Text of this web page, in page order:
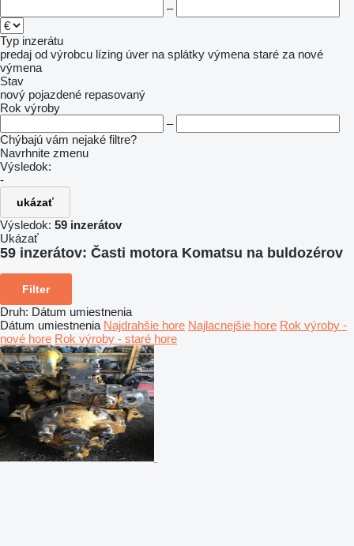
–
Typ inzerátu
predaj od výrobcu lízing úver na splátky výmena staré za nové
výmena
Stav
nový pojazdené repasovaný
Rok výroby
–
Chýbajú vám nejaké filtre?
Navrhnite zmenu
Výsledok:
-
ukázať
Výsledok: 59 inzerátov
Ukázať
59 inzerátov: Časti motora Komatsu na buldozérov
Filter
Druh: Dátum umiestnenia
Dátum umiestnenia Najdrahšie hore Najlacnejšie hore Rok výroby -
nové hore Rok výroby - staré hore